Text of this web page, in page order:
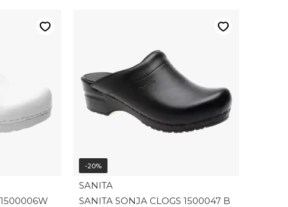
-20%
SANITA
SANITA SONJA CLOGS 1500047 B